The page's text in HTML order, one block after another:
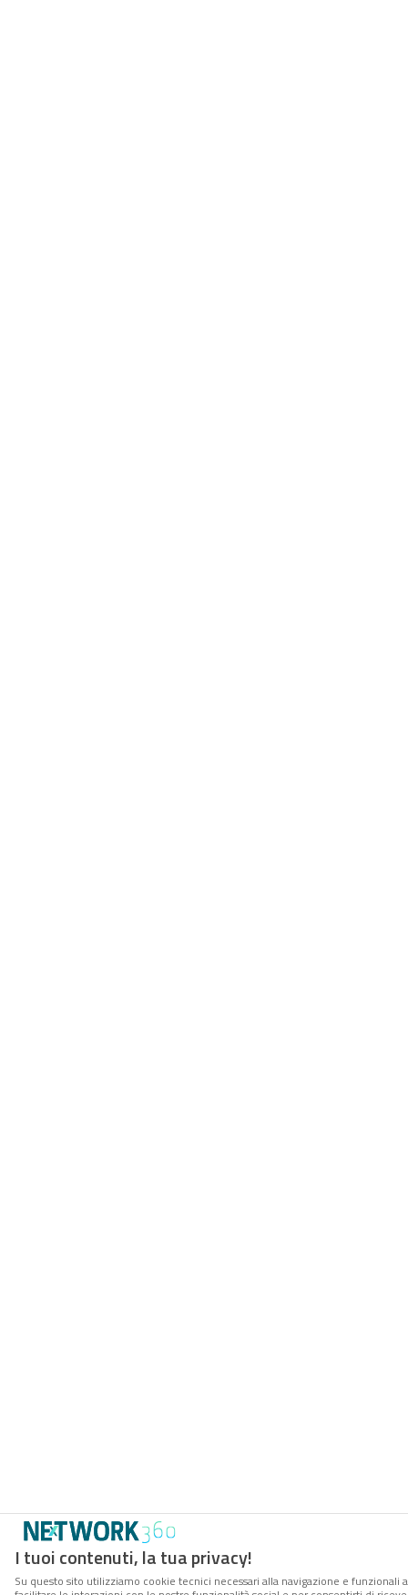
I tuoi contenuti, la tua privacy!
Su questo sito utilizziamo cookie tecnici necessari alla navigazione e